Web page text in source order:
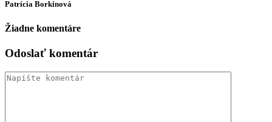
Patrícia Borkinová
Žiadne komentáre
Odoslať komentár